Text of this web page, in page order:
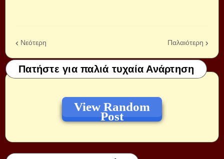
Νεότερη Παλαιότερη
Πατήστε για παλιά τυχαία Ανάρτηση
View Random
Post